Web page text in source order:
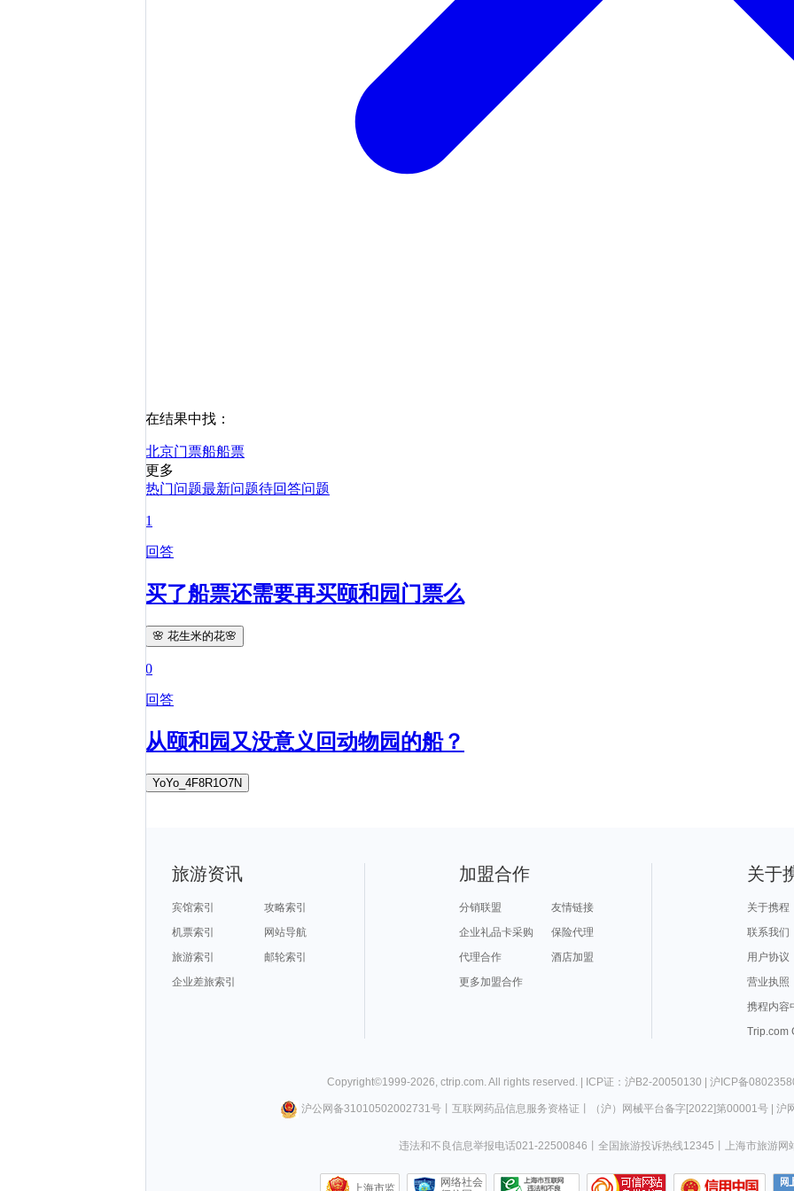
在结果中找：
北京门票船船票
更多
热门问题最新问题待回答问题
1
回答
买了船票还需要再买颐和园门票么
🌸 花生米的花🌸
0
回答
从颐和园又没意义回动物园的船？
YoYo_4F8R1O7N
旅游资讯
宾馆索引
攻略索引
机票索引
网站导航
旅游索引
邮轮索引
企业差旅索引
加盟合作
分销联盟
友情链接
企业礼品卡采购
保险代理
代理合作
酒店加盟
更多加盟合作
关于
关于携程
联系我们
用户协议
营业执照
携程内容
Trip.com
Copyright©1999-2026 ctrip.com . All rights reserved. | ICP证：沪B2-20050130 | 沪ICP备
沪公网备31010502002731号丨 互联网药品信息服务资格证 （沪）网械平台备字[2022]第00001号| 沪
违法和不良信息举报电话021-22500846 全国旅游投诉热线12345 上海市旅游
上海市监
网络社会